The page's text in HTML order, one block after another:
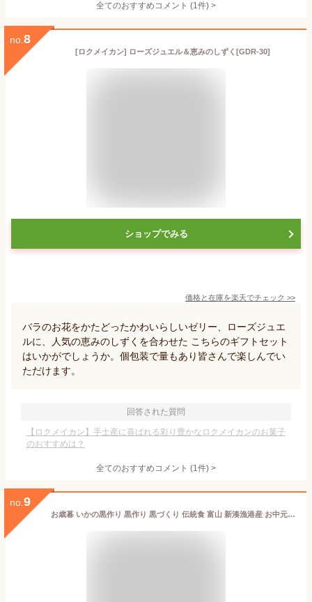
全てのおすすめコメント (1件) >
no. 8
[ロクメイカン] ローズジュエル＆恵みのしずく[GDR-30]
ショップでみる
価格と在庫を楽天でチェック >>
バラのお花をかたどったかわいらしいゼリー、ローズジュエ
ルに、人気の恵みのしずくを合わせた こちらのギフトセット
はいかがでしょうか。個包装で量もあり皆さんで楽しんでい
ただけます。
回答された質問
【ロクメイカン】手土産に喜ばれる彩り豊かなロクメイカンのお菓子
のおすすめは？
全てのおすすめコメント (1件) >
no. 9
お歳暮 いかの黒作り 黒作り 黒づくり 伝統食 富山 新湊漁港産 お中元 お歳暮 ギフトに最適 スルメイカ 150g×2個